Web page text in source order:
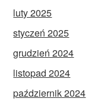
luty 2025
styczeń 2025
grudzień 2024
listopad 2024
październik 2024